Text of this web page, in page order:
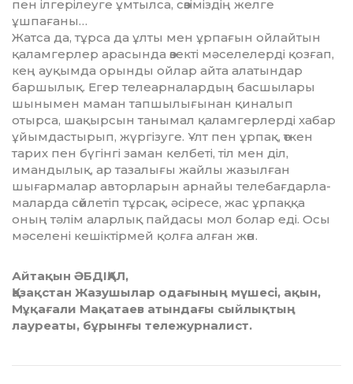
пен ілгерілеуге ұмтылса, сөзіміздің жел­ге
ұшпағаны…
Жатса да, тұрса да ұлты мен ұр­пағын ойлайтын
қаламгерлер ара­сында өзекті мәселелерді қозғап,
кең ауқымда орынды ойлар айта ала­тындар
баршылық. Егер те­леар­налардың басшылары
шынымен маман тапшылығынан қи­на­лып
отырса, шақырсын танымал қа­ламгерлерді хабар
ұйымдас­ты­рып, жүргізуге. Ұлт пен ұрпақ, өт­кен
тарих пен бүгінгі заман келбеті, тіл мен діл,
имандылық, ар тазалы­ғы жайлы жазылған
шығармалар ав­торларын арнайы телебағдар­ла­
ма­ларда сөйлетіп тұрсақ, әсіресе, жас ұрпаққа
оның тәлім аларлық пайдасы мол болар еді. Осы
мәселені ке­шіктірмей қолға алған жөн.
Айтақын ӘБДІҚАЛ,
Қазақстан Жазушылар одағының мүшесі, ақын,
Мұқағали Мақатаев атындағы сыйлықтың
лауреаты, бұрынғы тележурналист.